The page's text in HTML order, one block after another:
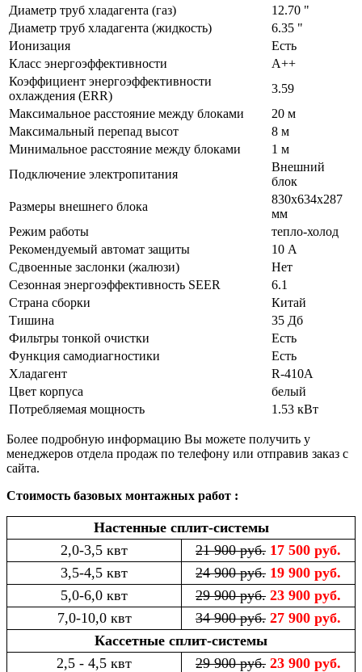
Диаметр труб хладагента (газ)
12.70 "
Диаметр труб хладагента (жидкость)
6.35 "
Ионизация
Есть
Класс энергоэффективности
A++
Коэффициент энергоэффективности
охлаждения (ERR)
3.59
Максимальное расстояние между блоками
20 м
Максимальный перепад высот
8 м
Минимальное расстояние между блоками
1 м
Подключение электропитания
Внешний
блок
Размеры внешнего блока
830х634х287
мм
Режим работы
тепло-холод
Рекомендуемый автомат защиты
10 А
Сдвоенные заслонки (жалюзи)
Нет
Сезонная энергоэффективность SEER
6.1
Страна сборки
Китай
Тишина
35 Дб
Фильтры тонкой очистки
Есть
Функция самодиагностики
Есть
Хладагент
R-410A
Цвет корпуса
белый
Потребляемая мощность
1.53 кВт
Более подробную информацию Вы можете получить у
менеджеров отдела продаж по телефону или отправив заказ с
сайта.
Стоимость базовых монтажных работ :
Настенные сплит-системы
2,0-3,5 квт
21 900 руб. 17 500 руб.
3,5-4,5 квт
24 900 руб. 19 900 руб.
5,0-6,0 квт
29 900 руб. 23 900 руб.
7,0-10,0 квт
34 900 руб. 27 900 руб.
Кассетные сплит-системы
2,5 - 4,5 квт
29 900 руб. 23 900 руб.